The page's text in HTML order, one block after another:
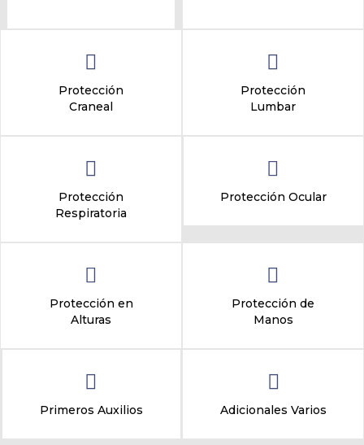
Protección
Craneal
Protección
Lumbar
Protección
Respiratoria
Protección Ocular
Protección en
Alturas
Protección de
Manos
Primeros Auxilios Adicionales Varios